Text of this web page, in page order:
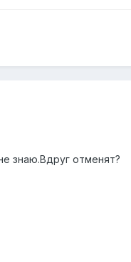
знаю.Вдруг отменят?